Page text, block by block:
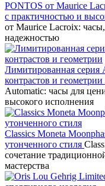
PONTOS от Maurice
с практичностью и
от Maurice Lacroix:
надежностью
Лимитированная серия
контрастов и геометрии
Automatic: часы для
высокого исполнения
Classics Moneta
утонченного стиля
сочетание
мастерства